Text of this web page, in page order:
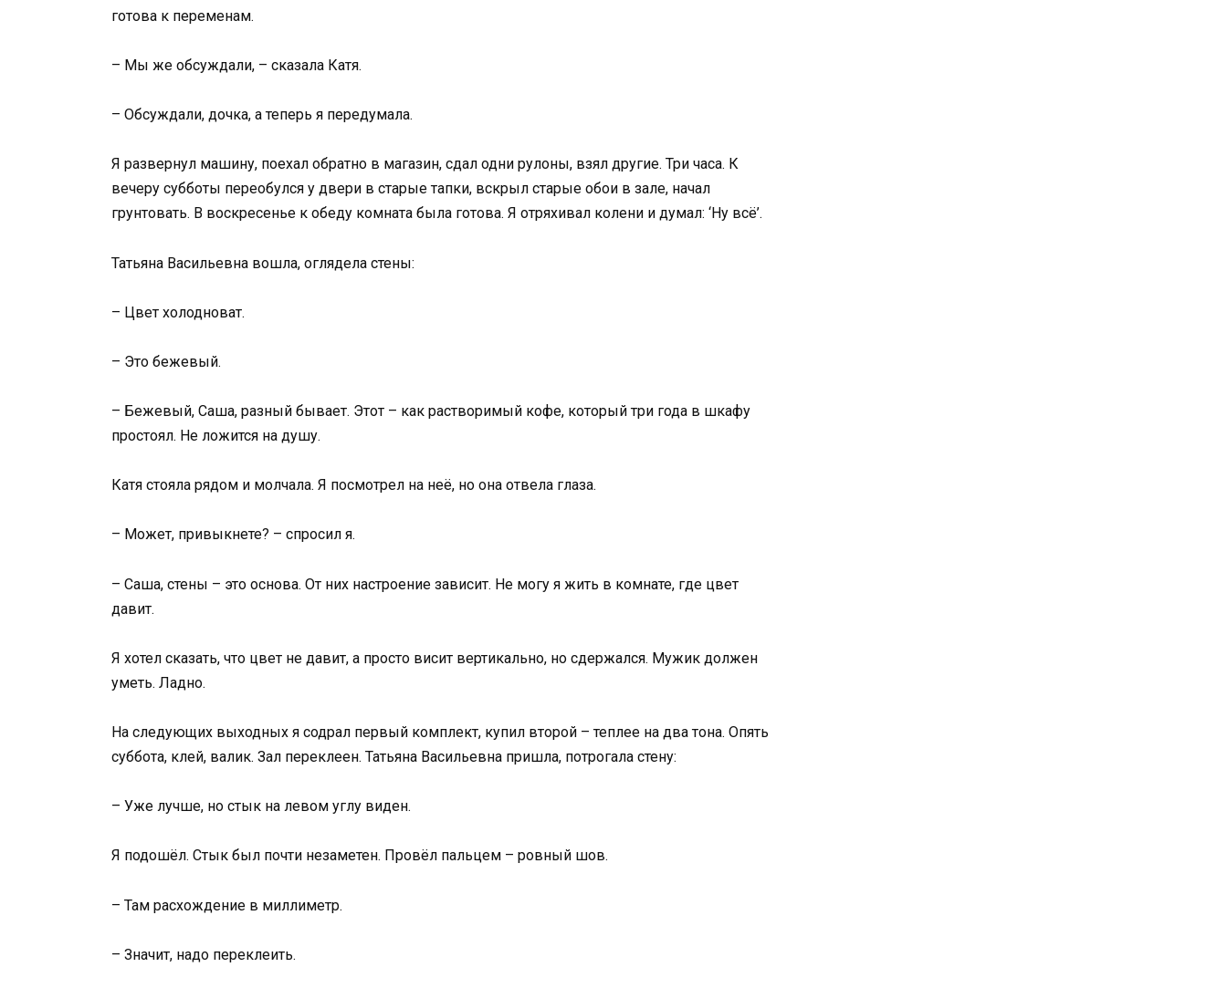
готова к переменам.
– Мы же обсуждали, – сказала Катя.
– Обсуждали, дочка, а теперь я передумала.
Я развернул машину, поехал обратно в магазин, сдал одни рулоны, взял другие. Три часа. К
вечеру субботы переобулся у двери в старые тапки, вскрыл старые обои в зале, начал
грунтовать. В воскресенье к обеду комната была готова. Я отряхивал колени и думал: ‘Ну всё’.
Татьяна Васильевна вошла, оглядела стены:
– Цвет холодноват.
– Это бежевый.
– Бежевый, Саша, разный бывает. Этот – как растворимый кофе, который три года в шкафу
простоял. Не ложится на душу.
Катя стояла рядом и молчала. Я посмотрел на неё, но она отвела глаза.
– Может, привыкнете? – спросил я.
– Саша, стены – это основа. От них настроение зависит. Не могу я жить в комнате, где цвет
давит.
Я хотел сказать, что цвет не давит, а просто висит вертикально, но сдержался. Мужик должен
уметь. Ладно.
На следующих выходных я содрал первый комплект, купил второй – теплее на два тона. Опять
суббота, клей, валик. Зал переклеен. Татьяна Васильевна пришла, потрогала стену:
– Уже лучше, но стык на левом углу виден.
Я подошёл. Стык был почти незаметен. Провёл пальцем – ровный шов.
– Там расхождение в миллиметр.
– Значит, надо переклеить.